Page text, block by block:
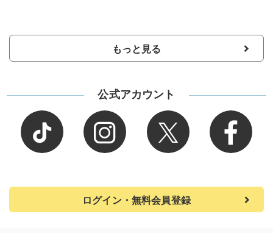
もっと見る
公式アカウント
ログイン・無料会員登録